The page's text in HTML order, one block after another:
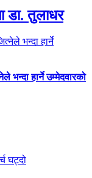
डा. तुलाधर
भन्दा हार्ने उम्मेदवारको